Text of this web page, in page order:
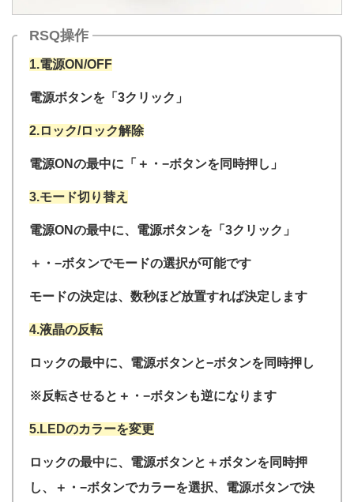
RSQ操作
1.電源ON/OFF
電源ボタンを「3クリック」
2.ロック/ロック解除
電源ONの最中に「＋・−ボタンを同時押し」
3.モード切り替え
電源ONの最中に、電源ボタンを「3クリック」
＋・−ボタンでモードの選択が可能です
モードの決定は、数秒ほど放置すれば決定します
4.液晶の反転
ロックの最中に、電源ボタンと−ボタンを同時押し
※反転させると＋・−ボタンも逆になります
5.LEDのカラーを変更
ロックの最中に、電源ボタンと＋ボタンを同時押
し、＋・−ボタンでカラーを選択、電源ボタンで決